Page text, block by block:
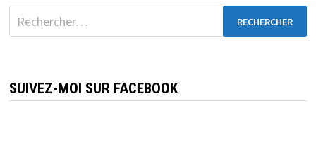
Rechercher :
SUIVEZ-MOI SUR FACEBOOK